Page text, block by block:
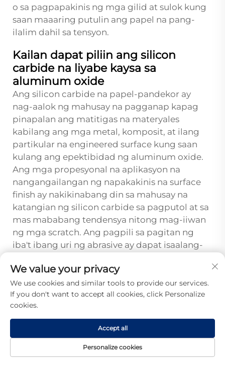
o sa pagpapakinis ng mga gilid at sulok kung
saan maaaring putulin ang papel na pang-
ilalim dahil sa tensyon.
Kailan dapat piliin ang silicon
carbide na liyabe kaysa sa
aluminum oxide
Ang silicon carbide na papel-pandekor ay
nag-aalok ng mahusay na pagganap kapag
pinapalan ang matitigas na materyales
kabilang ang mga metal, komposit, at ilang
partikular na engineered surface kung saan
kulang ang epektibidad ng aluminum oxide.
Ang mga propesyonal na aplikasyon na
nangangailangan ng napakakinis na surface
finish ay nakikinabang din sa mahusay na
katangian ng silicon carbide sa pagputol at sa
mas mababang tendensya nitong mag-iiwan
ng mga scratch. Ang pagpili sa pagitan ng
iba't ibang uri ng abrasive ay dapat isaalang-
ninanais na tapusin, at mga salik sa gastos,
kung saan karaniwang inilalaan ang silicon
carbide para sa mga espesyalisadong
aplikasyon na nangangailangan ng kakaibang
katangian nito.
Nakaraan :Gabay sa DIY: Paggamit ng Balahibo ng Bato para sa Perpektong Paghahanda ng Ibabaw
We value your privacy
We use cookies and similar tools to provide our services.
If you don't want to accept all cookies, click Personalize
cookies.
Personalize cookies
Accept all